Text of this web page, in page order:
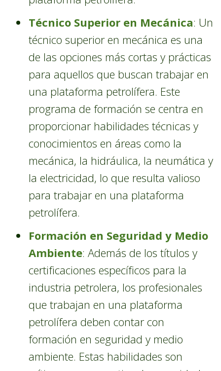
Técnico Superior en Mecánica: Un
técnico superior en mecánica es una
de las opciones más cortas y prácticas
para aquellos que buscan trabajar en
una plataforma petrolífera. Este
programa de formación se centra en
proporcionar habilidades técnicas y
conocimientos en áreas como la
mecánica, la hidráulica, la neumática y
la electricidad, lo que resulta valioso
para trabajar en una plataforma
petrolífera.
Formación en Seguridad y Medio
Ambiente: Además de los títulos y
certificaciones específicos para la
industria petrolera, los profesionales
que trabajan en una plataforma
petrolífera deben contar con
formación en seguridad y medio
ambiente. Estas habilidades son